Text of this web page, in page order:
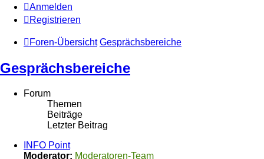
Anmelden
Registrieren
Foren-Übersicht Gesprächsbereiche
Gesprächsbereiche
Forum
Themen
Beiträge
Letzter Beitrag
INFO Point
Moderator: Moderatoren-Team